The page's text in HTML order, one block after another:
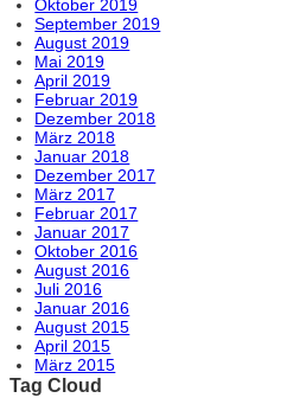
Oktober 2019
September 2019
August 2019
Mai 2019
April 2019
Februar 2019
Dezember 2018
März 2018
Januar 2018
Dezember 2017
März 2017
Februar 2017
Januar 2017
Oktober 2016
August 2016
Juli 2016
Januar 2016
August 2015
April 2015
März 2015
Tag Cloud